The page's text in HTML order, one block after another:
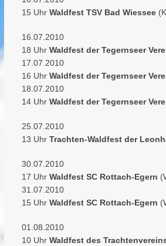
15 Uhr Waldfest TSV Bad Wiessee
16.07.2010
18 Uhr Waldfest der Tegernseer
17.07.2010
16 Uhr Waldfest der Tegernseer
18.07.2010
14 Uhr Waldfest der Tegernseer
25.07.2010
13 Uhr Trachten-Waldfest der
30.07.2010
17 Uhr Waldfest SC Rottach-Egern
31.07.2010
15 Uhr Waldfest SC Rottach-Egern
01.08.2010
10 Uhr Waldfest des